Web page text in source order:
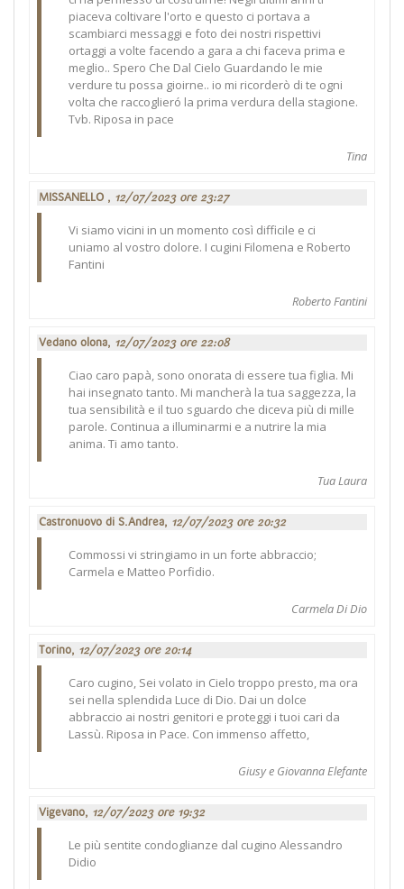
piaceva coltivare l'orto e questo ci portava a
scambiarci messaggi e foto dei nostri rispettivi
ortaggi a volte facendo a gara a chi faceva prima e
meglio.. Spero Che Dal Cielo Guardando le mie
verdure tu possa gioirne.. io mi ricorderò di te ogni
volta che raccoglieró la prima verdura della stagione.
Tvb. Riposa in pace
Tina
MISSANELLO , 12/07/2023 ore 23:27
Vi siamo vicini in un momento così difficile e ci
uniamo al vostro dolore. I cugini Filomena e Roberto
Fantini
Roberto Fantini
Vedano olona, 12/07/2023 ore 22:08
Ciao caro papà, sono onorata di essere tua figlia. Mi
hai insegnato tanto. Mi mancherà la tua saggezza, la
tua sensibilità e il tuo sguardo che diceva più di mille
parole. Continua a illuminarmi e a nutrire la mia
anima. Ti amo tanto.
Tua Laura
Castronuovo di S.Andrea, 12/07/2023 ore 20:32
Commossi vi stringiamo in un forte abbraccio;
Carmela e Matteo Porfidio.
Carmela Di Dio
Torino, 12/07/2023 ore 20:14
Caro cugino, Sei volato in Cielo troppo presto, ma ora
sei nella splendida Luce di Dio. Dai un dolce
abbraccio ai nostri genitori e proteggi i tuoi cari da
Lassù. Riposa in Pace. Con immenso affetto,
Giusy e Giovanna Elefante
Vigevano, 12/07/2023 ore 19:32
Le più sentite condoglianze dal cugino Alessandro
Didio